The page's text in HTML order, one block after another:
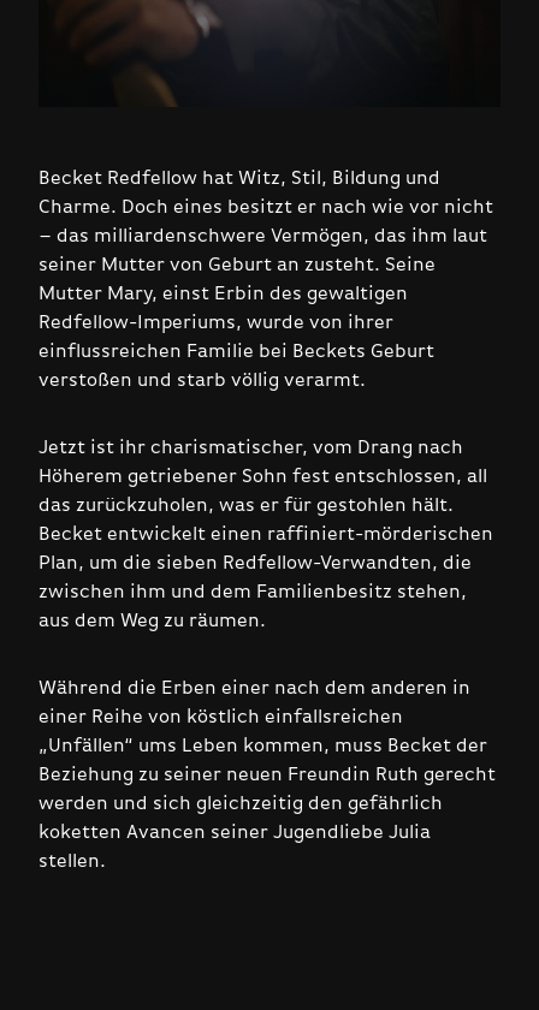
Becket Redfellow hat Witz, Stil, Bildung und
Charme. Doch eines besitzt er nach wie vor nicht
– das milliardenschwere Vermögen, das ihm laut
seiner Mutter von Geburt an zusteht. Seine
Mutter Mary, einst Erbin des gewaltigen
Redfellow-Imperiums, wurde von ihrer
einflussreichen Familie bei Beckets Geburt
verstoßen und starb völlig verarmt.
Jetzt ist ihr charismatischer, vom Drang nach
Höherem getriebener Sohn fest entschlossen, all
das zurückzuholen, was er für gestohlen hält.
Becket entwickelt einen raffiniert-mörderischen
Plan, um die sieben Redfellow-Verwandten, die
zwischen ihm und dem Familienbesitz stehen,
aus dem Weg zu räumen.
Während die Erben einer nach dem anderen in
einer Reihe von köstlich einfallsreichen
„Unfällen“ ums Leben kommen, muss Becket der
Beziehung zu seiner neuen Freundin Ruth gerecht
werden und sich gleichzeitig den gefährlich
koketten Avancen seiner Jugendliebe Julia
stellen.